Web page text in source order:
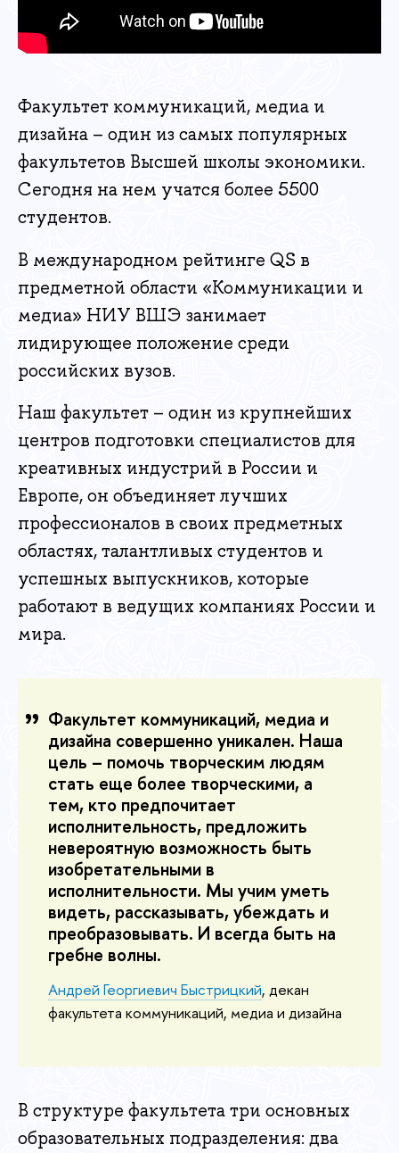
Факультет коммуникаций, медиа и
дизайна – один из самых популярных
факультетов Высшей школы экономики.
Сегодня на нем учатся более 5500
студентов.
В международном рейтинге QS в
предметной области «Коммуникации и
медиа» НИУ ВШЭ занимает
лидирующее положение среди
российских вузов.
Наш факультет – один из крупнейших
центров подготовки специалистов для
креативных индустрий в России и
Европе, он объединяет лучших
профессионалов в своих предметных
областях, талантливых студентов и
успешных выпускников, которые
работают в ведущих компаниях России и
мира.
Факультет коммуникаций, медиа и
дизайна совершенно уникален. Наша
цель – помочь творческим людям
стать еще более творческими, а
тем, кто предпочитает
исполнительность, предложить
невероятную возможность быть
изобретательными в
исполнительности. Мы учим уметь
видеть, рассказывать, убеждать и
преобразовывать. И всегда быть на
гребне волны.
Андрей Георгиевич Быстрицкий, декан
факультета коммуникаций, медиа и дизайна
В структуре факультета три основных
образовательных подразделения: два